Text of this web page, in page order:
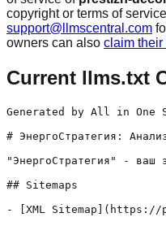
copyright or terms of
support@llmscentral.com
owners can also claim their
Current llms.txt
Generated by All in One SEO v4.9.4.1, this is an llms.txt file, used by LLMs to index the site.

# ЭнергоСтратегия: Анализ, Инвестиции и Будущее Солнечной Энергетики

"ЭнергоСтратегия" - ваш экспертный ресурс по анализу, инвестициям и перспективам развития солнечной энергетики. Мы предлагаем глубокий анализ рисков, финансовых моделей, технологических инноваций и рыночных трендов, чтобы помочь вам принимать обоснованные решения и успешно инвестировать в будущее энергетики.

## Sitemaps

- [XML Sitemap](https://prestizh-decor.ru/sitemap.xml): Contains all public & indexable URLs for this website.

## Записи

- [Анализ затрат на сопровождение как эффективно управлять расходами и повысить прибыльность бизнеса](https://prestizh-decor.ru/analiz-zatrat-na-soprovozhdenie-kak-jeffektivno-2/) - Анализ затрат на сопровождение: как эффективно управлять расходами и повысить прибыльность бизнеса В современном мире любая компания‚ независимо от масштаба и сферы деятельности‚ сталкивается с необходимостью тщательного контроля и анализа своих затрат. Особенно важным является анализ затрат на сопровождение — процессы‚ связанные с поддержкой и обслуживанием бизнес-операций‚ клиентских систем‚ инфраструктуры и других ключевых элементов. Провести
- [Анализ затрат на сопровождение Как эффективно управлять расходами и улучшать бизнес процессы](https://prestizh-decor.ru/analiz-zatrat-na-soprovozhdenie-kak-jeffektivno-8/) - Анализ затрат на сопровождение: Как эффективно управлять расходами и улучшать бизнес-процессы Когда мы рассматриваем развитие любого бизнеса или проекта, одним из ключевых аспектов становится правильное распределение и контроль затрат. Особенно важен анализ затрат на сопровождение — то есть всех расходов, связанных с поддержкой, обслуживанием и развитием системы или бизнеса после его запуска. В нашей статье
- [Анализ затрат на сопровождение как эффективно управлять ресурсами и снизить издержки](https://prestizh-decor.ru/analiz-zatrat-na-soprovozhdenie-kak-jeffektivno-3/) - Анализ затрат на сопровождение: как эффективно управлять ресурсами и снизить издержки В современном бизнесе успешное управление затратами становится ключевым фактором для достижения конкурентных преимуществ․ Особенно важную роль играет анализ затрат на сопровождение — комплекс мероприятий, который позволяет понять, куда уходят ресурсы, и найти пути их оптимизации․ Мы поделимся нашим опытом, расскажем о методиках и стратегиях,
- [Анализ затрат на сопровождение как эффективно управлять ресурсами и сократить